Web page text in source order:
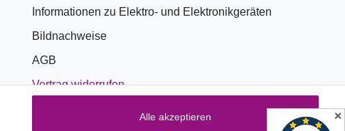
Alle akzeptieren
Informationen zu Elektro- und Elektronikgeräten
Bildnachweise
AGB
Vertrag widerrufen
✕